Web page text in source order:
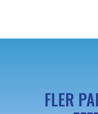
FLER